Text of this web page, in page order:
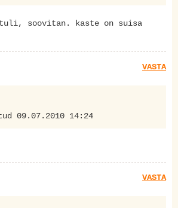
soovitan. kaste on suisa
VASTA
09.07.2010 14:24
VASTA